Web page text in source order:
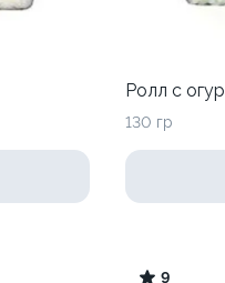
Ролл с
130 гр
9